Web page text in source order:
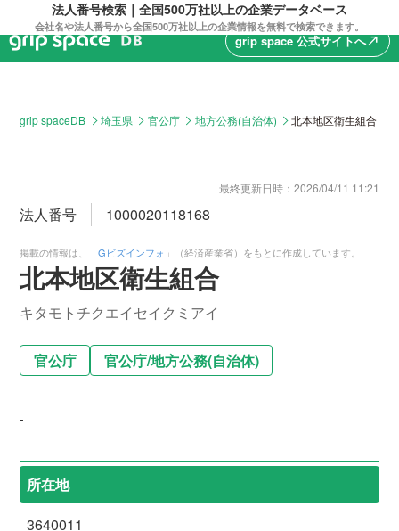
法人番号検索｜全国500万社以上の企業データベース
会社名や法人番号から全国500万社以上の企業情報を無料で検索できます。
grip space 公式サイトへnorth_east
grip spaceDB 埼玉県 官公庁 地方公務(自治体) 北本地区衛生組合
最終更新日時： 2026/04/11 11:21
法人番号 1000020118168
掲載の情報は、「Gビズインフォ 」（経済産業省）をもとに作成しています。
北本地区衛生組合
キタモトチクエイセイクミアイ
官公庁 官公庁/地方公務(自治体)
-
所在地
3640011